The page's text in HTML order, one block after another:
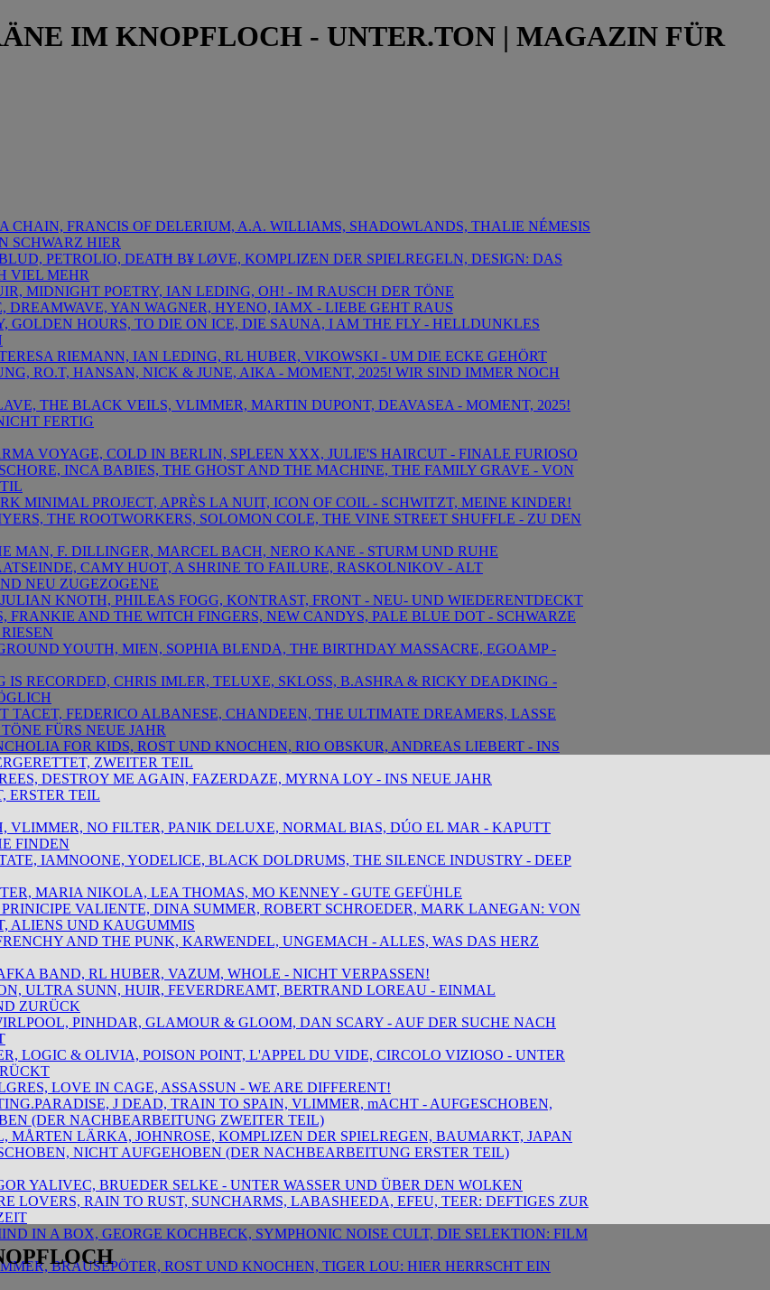
IM KNOPFLOCH - UNTER.TON | MAGAZIN FÜR
CHAIN, FRANCIS OF DELERIUM, A.A. WILLIAMS, SHADOWLANDS, THALIE NÉMESIS
SCHWARZ HIER
PETROLIO, DEATĦ B¥ LØVE, KOMPLIZEN DER SPIELREGELN, DESIGN: DAS
VIEL MEHR
MIDNIGHT POETRY, IAN LEDING, OH! - IM RAUSCH DER TÖNE
DREAMWAVE, YAN WAGNER, HYENO, IAMX - LIEBE GEHT RAUS
GOLDEN HOURS, TO DIE ON ICE, DIE SAUNA, I AM THE FLY - HELLDUNKLES
RIEMANN, IAN LEDING, RL HUBER, VIKOWSKI - UM DIE ECKE GEHÖRT
RO.T, HANSAN, NICK & JUNE, AIKA - MOMENT, 2025! WIR SIND IMMER NOCH
THE BLACK VEILS, VLIMMER, MARTIN DUPONT, DEAVASEA - MOMENT, 2025!
FERTIG
VOYAGE, COLD IN BERLIN, SPLEEN XXX, JULIE'S HAIRCUT - FINALE FURIOSO
INCA BABIES, THE GHOST AND THE MACHINE, THE FAMILY GRAVE - VON
MINIMAL PROJECT, APRÈS LA NUIT, ICON OF COIL - SCHWITZT, MEINE KINDER!
THE ROOTWORKERS, SOLOMON COLE, THE VINE STREET SHUFFLE - ZU DEN
MAN, F. DILLINGER, MARCEL BACH, NERO KANE - STURM UND RUHE
CAMY HUOT, A SHRINE TO FAILURE, RASKOLNIKOV - ALT
NEU ZUGEZOGENE
KNOTH, PHILEAS FOGG, KONTRAST, FRONT - NEU- UND WIEDERENTDECKT
FRANKIE AND THE WITCH FINGERS, NEW CANDYS, PALE BLUE DOT - SCHWARZE
YOUTH, MIEN, SOPHIA BLENDA, THE BIRTHDAY MASSACRE, EGOAMP -
IS RECORDED, CHRIS IMLER, TELUXE, SKLOSS, B.ASHRA & RICKY DEADKING -
TACET, FEDERICO ALBANESE, CHANDEEN, THE ULTIMATE DREAMERS, LASSE
FÜRS NEUE JAHR
FOR KIDS, ROST UND KNOCHEN, RIO OBSKUR, ANDREAS LIEBERT - INS
ZWEITER TEIL
DESTROY ME AGAIN, FAZERDAZE, MYRNA LOY - INS NEUE JAHR
ERSTER TEIL
VLIMMER, NO FILTER, PANIK DELUXE, NORMAL BIAS, DÚO EL MAR - KAPUTT
FINDEN
IAMNOONE, YODELICE, BLACK DOLDRUMS, THE SILENCE INDUSTRY - DEEP
MARIA NIKOLA, LEA THOMAS, MO KENNEY - GUTE GEFÜHLE
VALIENTE, DINA SUMMER, ROBERT SCHROEDER, MARK LANEGAN: VON
ALIENS UND KAUGUMMIS
AND THE PUNK, KARWENDEL, UNGEMACH - ALLES, WAS DAS HERZ
BAND, RL HUBER, VAZUM, WHOLE - NICHT VERPASSEN!
ULTRA SUNN, HUIR, FEVERDREAMT, BERTRAND LOREAU - EINMAL
ZURÜCK
PINHDAR, GLAMOUR & GLOOM, DAN SCARY - AUF DER SUCHE NACH
LOGIC & OLIVIA, POISON POINT, L'APPEL DU VIDE, CIRCOLO VIZIOSO - UNTER
LOVE IN CAGE, ASSASSUN - WE ARE DIFFERENT!
J DEAD, TRAIN TO SPAIN, VLIMMER, mACHT - AUFGESCHOBEN,
(DER NACHBEARBEITUNG ZWEITER TEIL)
MÅRTEN LÄRKA, JOHNROSE, KOMPLIZEN DER SPIELREGEN, BAUMARKT, JAPAN
NICHT AUFGEHOBEN (DER NACHBEARBEITUNG ERSTER TEIL)
YALIVEC, BRUEDER SELKE - UNTER WASSER UND ÜBER DEN WOLKEN
LOVERS, RAIN TO RUST, SUNCHARMS, LABASHEEDA, EFEU, TEER: DEFTIGES ZUR
IN A BOX, GEORGE KOCHBECK, SYMPHONIC NOISE CULT, DIE SELEKTION: FILM
BRAUSEPÖTER, ROST UND KNOCHEN, TIGER LOU: HIER HERRSCHT EIN